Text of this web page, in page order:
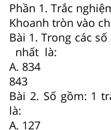
Phần 1. Trắc
Khoanh tròn vào
Bài 1. Trong các
nhất là:
A.
843
Bài 2. Số gồm: 1
là:
A.